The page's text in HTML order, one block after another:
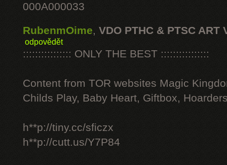
000A000033
RubenmOime, VDO PTHC & PTSC ART
odpovědět
:::::::::::::::: ONLY THE BEST ::::::::::::::::
Content from TOR websites Magic
Childs Play, Baby Heart, Giftbox,
h**p://tiny.cc/sficzx
h**p://cutt.us/Y7P84